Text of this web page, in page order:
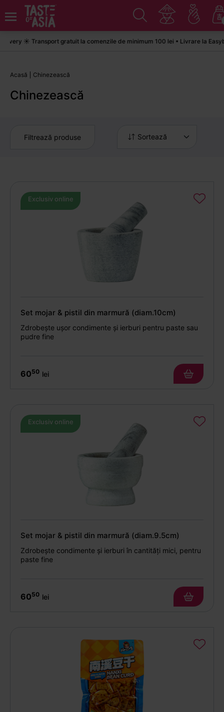
☀️ Transport gratuit la comenzile de minimum 100 lei • Livrare la Easybox
Acasă Chinezească
Chinezească
Filtrează produse Sortează
Exclusiv online
Set mojar & pistil din marmură (diam.10cm)
Zdrobește ușor condimente și ierburi pentru paste sau
pudre fine
6050 lei
Exclusiv online
Set mojar & pistil din marmură (diam.9.5cm)
Zdrobește condimente și ierburi în cantități mici, pentru
paste fine
6050 lei